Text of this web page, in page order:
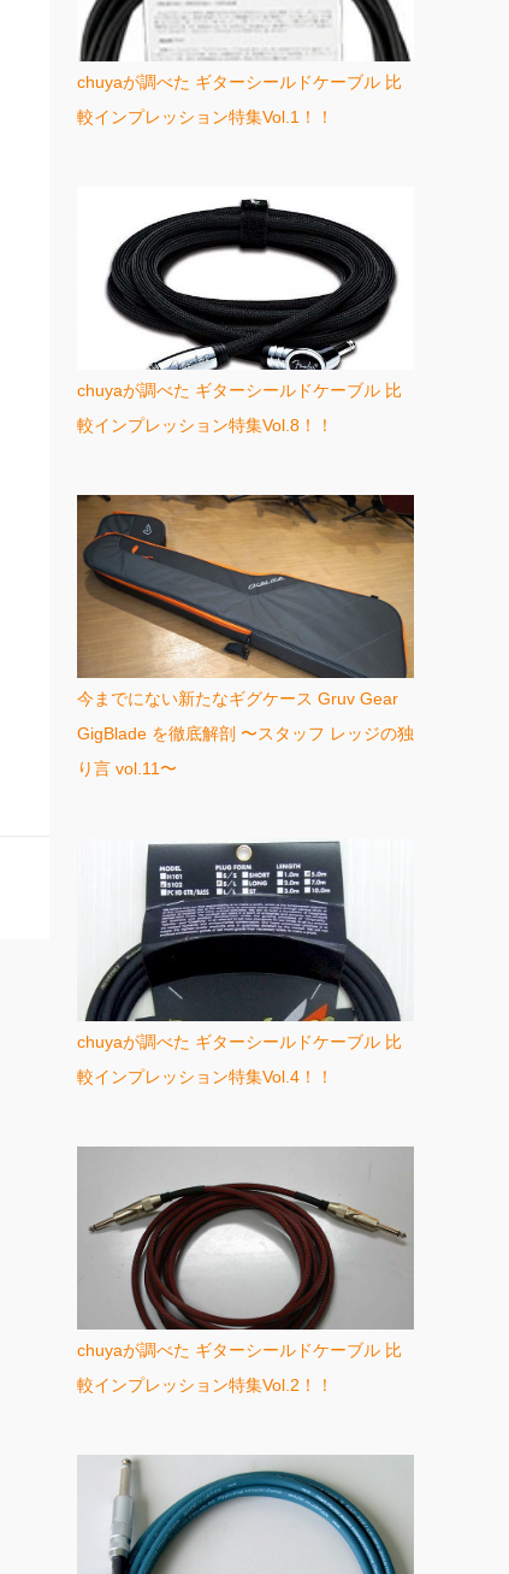
chuyaが調べた ギターシールドケーブル 比
較インプレッション特集Vol.1！！
chuyaが調べた ギターシールドケーブル 比
較インプレッション特集Vol.8！！
今までにない新たなギグケース Gruv Gear
GigBlade を徹底解剖 〜スタッフ レッジの独
り言 vol.11〜
chuyaが調べた ギターシールドケーブル 比
較インプレッション特集Vol.4！！
chuyaが調べた ギターシールドケーブル 比
較インプレッション特集Vol.2！！